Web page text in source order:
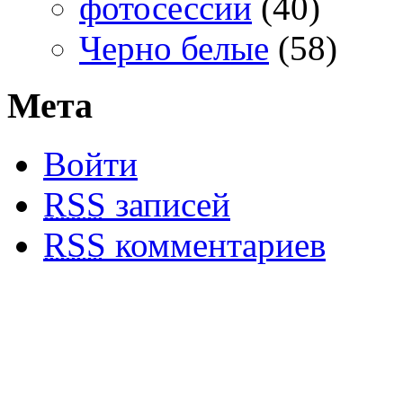
Черно белые (58)
Мета
Войти
RSS записей
RSS комментариев